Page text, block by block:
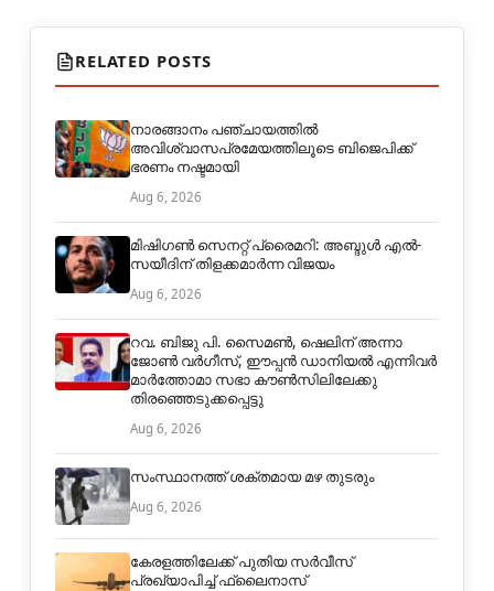
RELATED POSTS
നാരങ്ങാനം പഞ്ചായത്തില്‍
അവിശ്വാസപ്രമേയത്തിലൂടെ ബിജെപിക്ക്
ഭരണം നഷ്ടമായി
Aug 6, 2026
മിഷിഗൺ സെനറ്റ് പ്രൈമറി: അബ്ദുൾ എൽ-
സയീദിന് തിളക്കമാർന്ന വിജയം
Aug 6, 2026
റവ. ബിജു പി. സൈമൺ, ഷെലിന് അന്നാ
ജോൺ വർഗീസ്, ഈപ്പൻ ഡാനിയൽ എന്നിവർ
മാർത്തോമാ സഭാ കൗൺസിലിലേക്കു
തിരഞ്ഞെടുക്കപ്പെട്ടു
Aug 6, 2026
സംസ്ഥാനത്ത് ശക്തമായ മഴ തുടരും
Aug 6, 2026
കേരളത്തിലേക്ക് പുതിയ സർവീസ്
പ്രഖ്യാപിച്ച് ഫ്ലൈനാസ്